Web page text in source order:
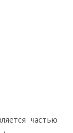
частью